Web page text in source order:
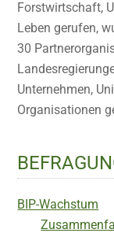
Forstwirtschaft,
Leben gerufen,
30
Unternehmen,
Organisationen
BIP-Wachstum